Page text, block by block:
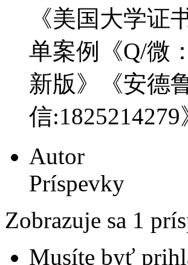
《美国大学
单案例《Q/微
新版》《安德
信
Autor
Príspevky
Zobrazuje sa 1
Musíte byť